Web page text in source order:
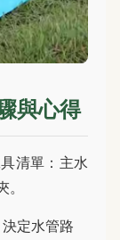
與心得
清單：主水
定水管路